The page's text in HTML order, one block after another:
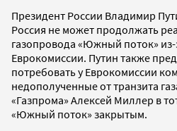
Президент России Владимир
Россия не может продолжать
газопровода «Южный поток»
Еврокомиссии. Путин также
потребовать у Еврокомиссии
недополученные от транзита
«Газпрома» Алексей Миллер в
«Южный поток» закрытым.